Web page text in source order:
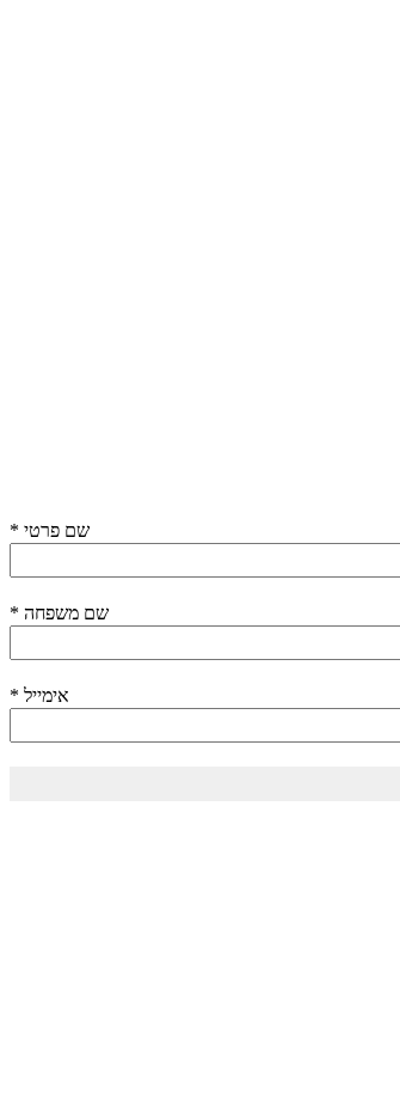
שם פרטי *
שם משפחה *
אימייל *